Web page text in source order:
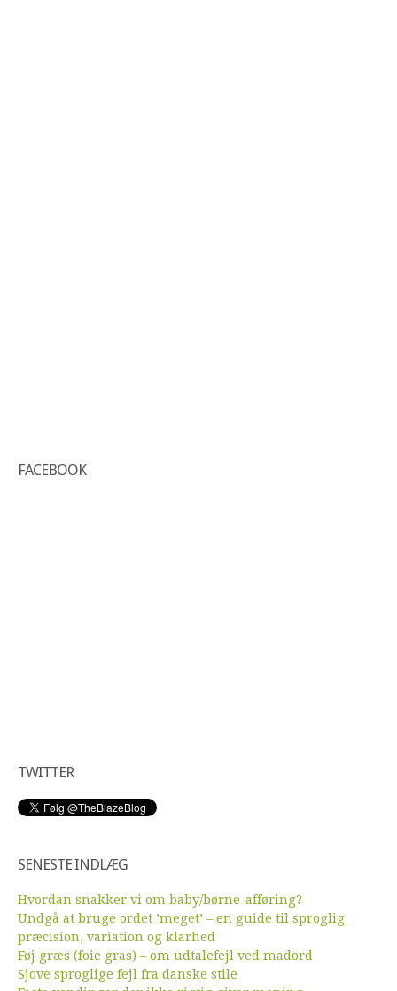
FACEBOOK
TWITTER
SENESTE INDLÆG
Hvordan snakker vi om baby/børne-afføring?
Undgå at bruge ordet ’meget’ – en guide til sproglig
præcision, variation og klarhed
Føj græs (foie gras) – om udtalefejl ved madord
Sjove sproglige fejl fra danske stile